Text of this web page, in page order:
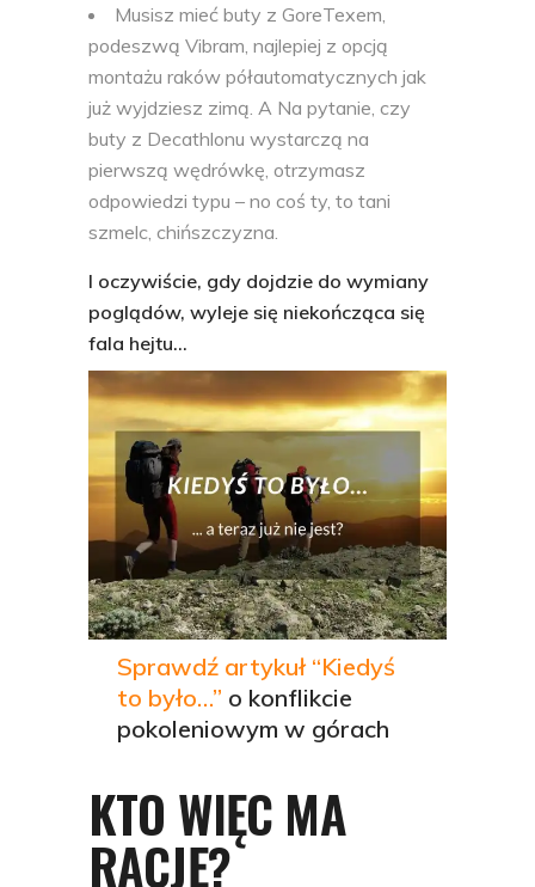
Musisz mieć buty z GoreTexem,
podeszwą Vibram, najlepiej z opcją
montażu raków półautomatycznych jak
już wyjdziesz zimą. A Na pytanie, czy
buty z Decathlonu wystarczą na
pierwszą wędrówkę, otrzymasz
odpowiedzi typu – no coś ty, to tani
szmelc, chińszczyzna.
I oczywiście, gdy dojdzie do wymiany
poglądów, wyleje się niekończąca się
fala hejtu…
Sprawdź artykuł “Kiedyś
to było…” o konflikcie
pokoleniowym w górach
KTO WIĘC MA
RACJĘ?